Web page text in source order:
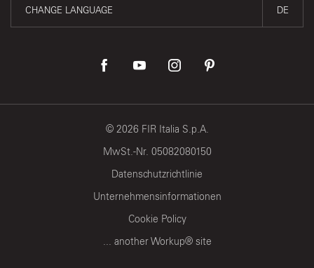
CHANGE LANGUAGE DE
© 2026 FIR Italia S.p.A.
MwSt.-Nr. 05082080150
Datenschutzrichtlinie
Unternehmensinformationen
Cookie Policy
... another Workup® site